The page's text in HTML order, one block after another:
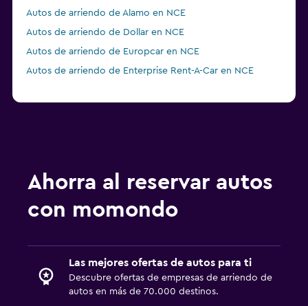
Autos de arriendo de Alamo en NCE
Autos de arriendo de Dollar en NCE
Autos de arriendo de Europcar en NCE
Autos de arriendo de Enterprise Rent-A-Car en NCE
Ahorra al reservar autos
con momondo
Las mejores ofertas de autos para ti
Descubre ofertas de empresas de arriendo de
autos en más de 70.000 destinos.